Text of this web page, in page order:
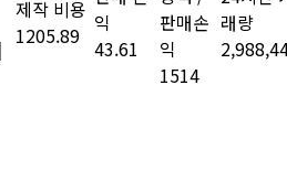
제작 비용
1205.89 익
43.61
판매손
익
1514
래량